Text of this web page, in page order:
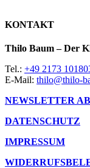
KONTAKT
Thilo Baum – Der
Tel.: +49 2173
E-Mail: thilo@thilo-
NEWSLETTER
DATENSCHUTZ
IMPRESSUM